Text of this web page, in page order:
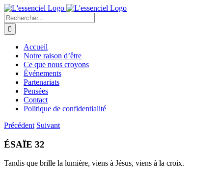
Skip
to
content
Recherche
sur
le
Accueil
Notre raison d’être
Ce que nous croyons
Événements
Partenariats
Pensées
Contact
Politique de confidentialité
Précédent Suivant
ÉSAÏE 32
Tandis que brille la lumière, viens à Jésus, viens à la croix.